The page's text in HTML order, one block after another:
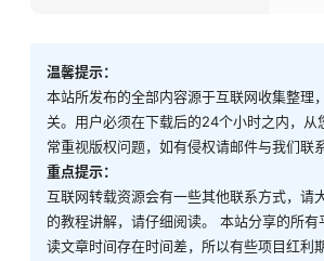
温馨提示：
本站所发布的全部内容源于互联网收集整理
关。用户必须在下载后的24个小时之内，
常重视版权问题，如有侵权请邮件与我们联
重点提示：
互联网转载资源会有一些其他联系方式，
的教程讲解，请仔细阅读。 本站分享的所
读文章时间存在时间差，所以有些项目红利